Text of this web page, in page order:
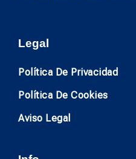
Legal
Política De Privacidad
Política De Cookies
Aviso Legal